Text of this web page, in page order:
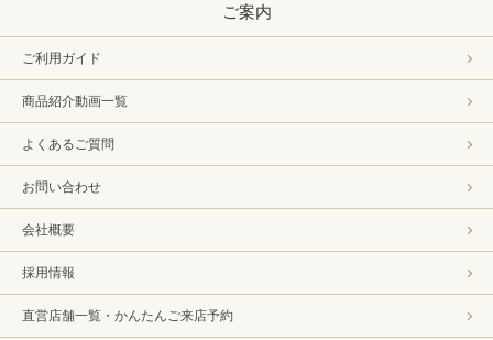
ご案内
ご利用ガイド
商品紹介動画一覧
よくあるご質問
お問い合わせ
会社概要
採用情報
直営店舗一覧・かんたんご来店予約